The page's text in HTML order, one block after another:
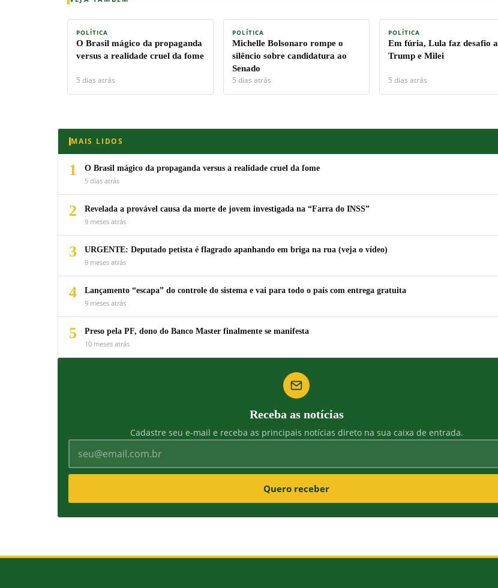
POLÍTICA
O Brasil mágico da propaganda
versus a realidade cruel da fome
5 dias atrás
POLÍTICA
Michelle Bolsonaro rompe o
silêncio sobre candidatura ao
Senado
5 dias atrás
POLÍTICA
Em fúria, Lula faz desafio a
Trump e Milei
5 dias atrás
MAIS LIDOS
1
O Brasil mágico da propaganda versus a realidade cruel da fome
5 dias atrás
2
Revelada a provável causa da morte de jovem investigada na “Farra do INSS”
9 meses atrás
3
URGENTE: Deputado petista é flagrado apanhando em briga na rua (veja o vídeo)
9 meses atrás
4
Lançamento “escapa” do controle do sistema e vai para todo o país com entrega gratuita
9 meses atrás
5
Preso pela PF, dono do Banco Master finalmente se manifesta
10 meses atrás
Receba as notícias
Cadastre seu e-mail e receba as principais notícias direto na sua caixa de entrada.
Quero receber